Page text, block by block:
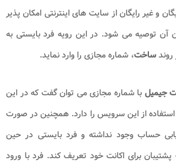
و غیر رایگان از سایت های اینترنتی امکان پذیر
آن توصیه می شود. در این رویه فرد بایستی به
ساخت، شماره مجازی را وارد نماید.
جیمیل با شماره مجازی می توان گفت که در این
استفاده از این سرویس را دارد. همچنین در صورت
حساب وجود نداشته و فرد بایستی در حین
برای اکانت خود تعریف کند. فرد با ورود